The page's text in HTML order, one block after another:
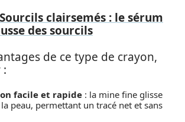
Sourcils clairsemés : le sérum
des sourcils
de ce type de crayon,
facile et rapide : la mine fine glisse
peau, permettant un tracé net et sans